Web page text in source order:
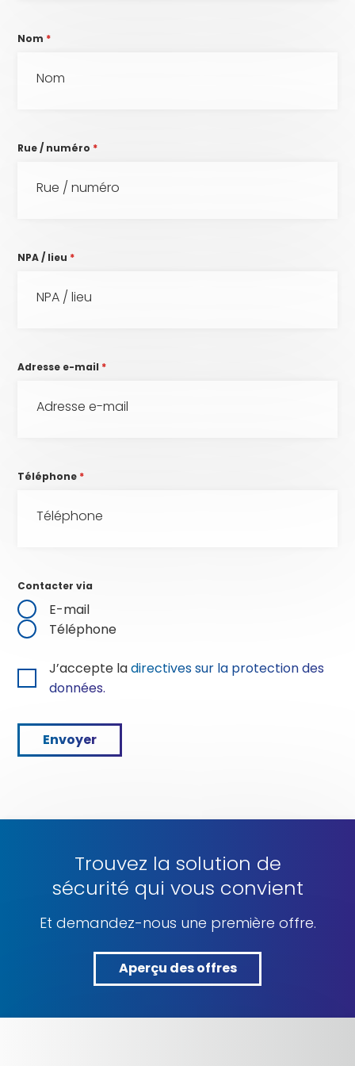
Nom *
Rue / numéro *
NPA / lieu *
Adresse e-mail *
Téléphone *
Contacter via
E-mail
Téléphone
J’accepte ladirectives sur la protection des
données.
Envoyer
Trouvez la solution de
sécurité qui vous convient
Et demandez-nous une première offre.
Aperçu des offres
des